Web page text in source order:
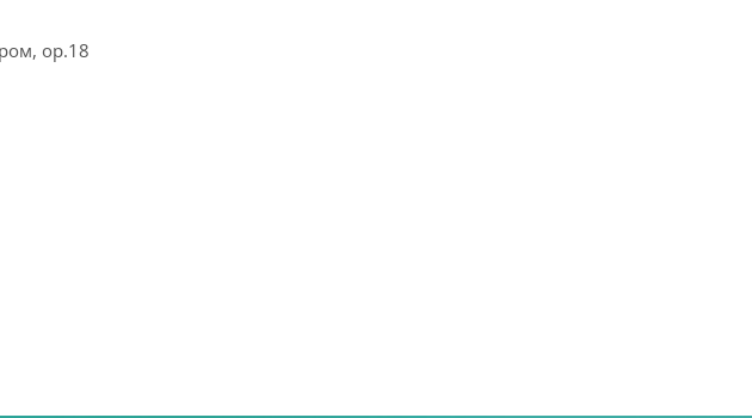
ор.18